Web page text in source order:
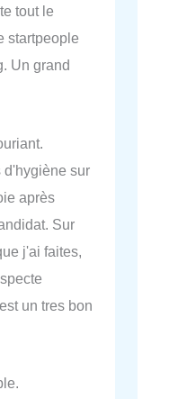
tout le
startpeople
Un grand
d'hygiène sur
après
Sur
j'ai faites,
un tres bon